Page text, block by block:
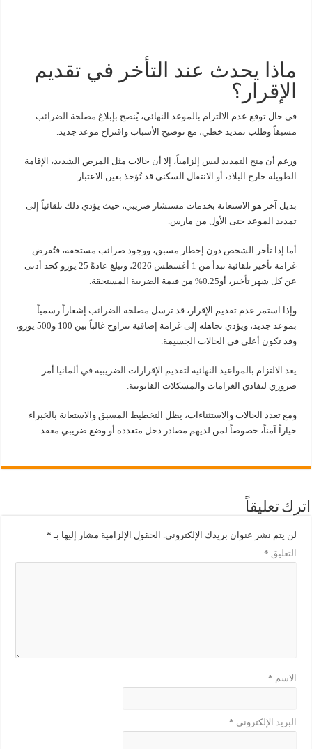
ماذا يحدث عند التأخر في تقديم
الإقرار؟
في حال توقع عدم الالتزام بالموعد النهائي، يُنصح بإبلاغ مصلحة الضرائب
مسبقاً وطلب تمديد خطي، مع توضيح الأسباب واقتراح موعد جديد.
ورغم أن منح التمديد ليس إلزامياً، إلا أن حالات مثل المرض الشديد، الإقامة
الطويلة خارج البلاد، أو الانتقال السكني قد تُؤخذ بعين الاعتبار.
بديل آخر هو الاستعانة بخدمات مستشار ضريبي، حيث يؤدي ذلك تلقائياً إلى
تمديد الموعد حتى الأول من مارس.
أما إذا تأخر الشخص دون إخطار مسبق، ووجود ضرائب مستحقة، فتُفرض
غرامة تأخير تلقائية تبدأ من 1 أغسطس 2026، وتبلغ عادةً 25 يورو كحد أدنى
عن كل شهر تأخير، أو0.25% من قيمة الضريبة المستحقة.
وإذا استمر عدم تقديم الإقرار، قد ترسل مصلحة الضرائب إشعاراً رسمياً
بموعد جديد، ويؤدي تجاهله إلى غرامة إضافية تتراوح غالباً بين 100 و500 يورو،
وقد تكون أعلى في الحالات الجسيمة.
يعد الالتزام بالمواعيد النهائية لتقديم الإقرارات الضريبية في ألمانيا أمر
ضروري لتفادي الغرامات والمشكلات القانونية.
ومع تعدد الحالات والاستثناءات، يظل التخطيط المسبق والاستعانة بالخبراء
خياراً آمناً، خصوصاً لمن لديهم مصادر دخل متعددة أو وضع ضريبي معقد.
اترك تعليقاً
لن يتم نشر عنوان بريدك الإلكتروني. الحقول الإلزامية مشار إليها بـ *
التعليق *
الاسم *
البريد الإلكتروني *